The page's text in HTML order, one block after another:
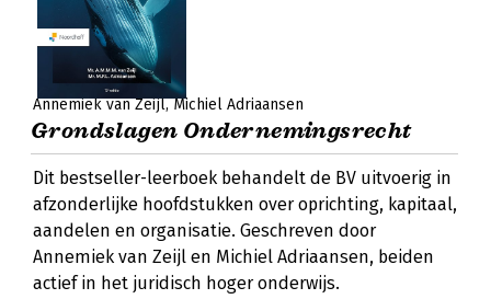
Annemiek van Zeijl Michiel Adriaansen
Grondslagen Ondernemingsrecht
Dit bestseller-leerboek behandelt de BV uitvoerig in
afzonderlijke hoofdstukken over oprichting, kapitaal,
aandelen en organisatie. Geschreven door
Annemiek van Zeijl en Michiel Adriaansen, beiden
actief in het juridisch hoger onderwijs.